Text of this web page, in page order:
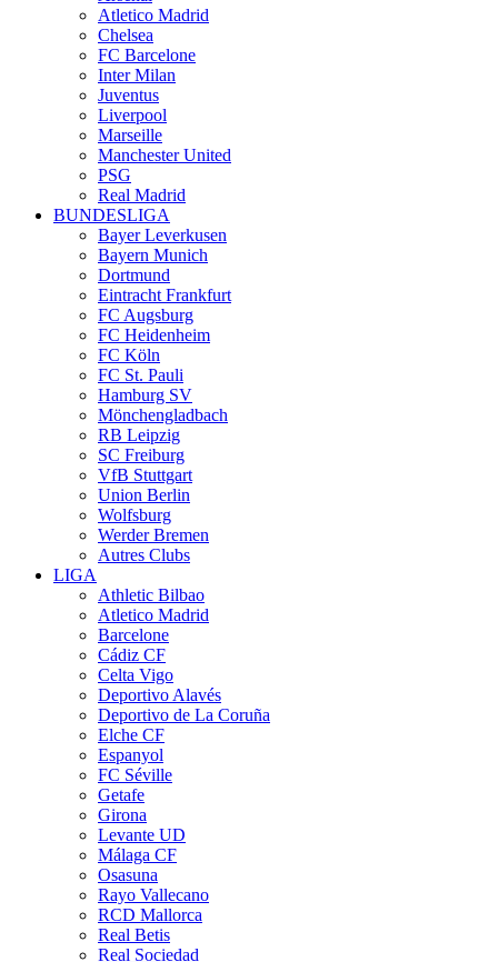
Atletico Madrid
Chelsea
FC Barcelone
Inter Milan
Juventus
Liverpool
Marseille
Manchester United
PSG
Real Madrid
BUNDESLIGA
Bayer Leverkusen
Bayern Munich
Dortmund
Eintracht Frankfurt
FC Augsburg
FC Heidenheim
FC Köln
FC St. Pauli
Hamburg SV
Mönchengladbach
RB Leipzig
SC Freiburg
VfB Stuttgart
Union Berlin
Wolfsburg
Werder Bremen
Autres Clubs
LIGA
Athletic Bilbao
Atletico Madrid
Barcelone
Cádiz CF
Celta Vigo
Deportivo Alavés
Deportivo de La Coruña
Elche CF
Espanyol
FC Séville
Getafe
Girona
Levante UD
Málaga CF
Osasuna
Rayo Vallecano
RCD Mallorca
Real Betis
Real Sociedad